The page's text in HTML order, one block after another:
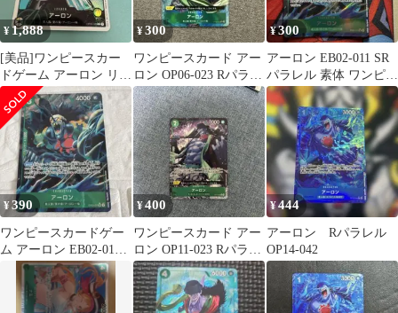
¥1,888
[美品]ワンピースカー
ドゲーム アーロン リー
ダーパラレル
¥300
ワンピースカード アー
ロン OP06-023 Rパラレ
ル
¥300
アーロン EB02-011 SR
パラレル 素体 ワンピー
スカード
¥390
ワンピースカードゲー
ム アーロン EB02-011
SRパラレル
¥400
ワンピースカード アー
ロン OP11-023 Rパラレ
ル
¥444
アーロン Rパラレル
OP14-042